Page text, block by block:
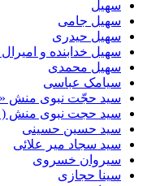
سهیل
سهیل جامی
سهیل حیدری
سهیل خدابنده و
سهیل محمدی
سیامک عباسی
سید حجّت نبوی منش
سید حجت نبوی منش (
سید حسین حسینى
سید سجاد میر علائی
سیروان خسروی
سینا حجازی